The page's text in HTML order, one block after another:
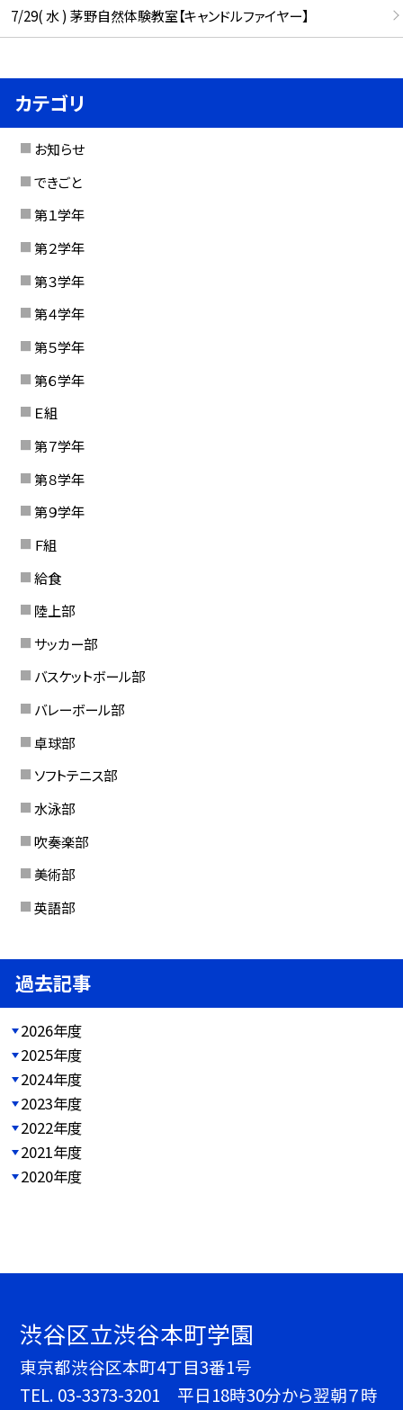
7/29( 水 ) 茅野自然体験教室【キャンドルファイヤー】
カテゴリ
お知らせ
できごと
第１学年
第２学年
第３学年
第４学年
第５学年
第６学年
Ｅ組
第７学年
第８学年
第９学年
Ｆ組
給食
陸上部
サッカー部
バスケットボール部
バレーボール部
卓球部
ソフトテニス部
水泳部
吹奏楽部
美術部
英語部
過去記事
2026年度
2025年度
2024年度
2023年度
2022年度
2021年度
2020年度
渋谷区立渋谷本町学園
東京都渋谷区本町4丁目3番1号
TEL. 03-3373-3201 平日18時30分から翌朝７時